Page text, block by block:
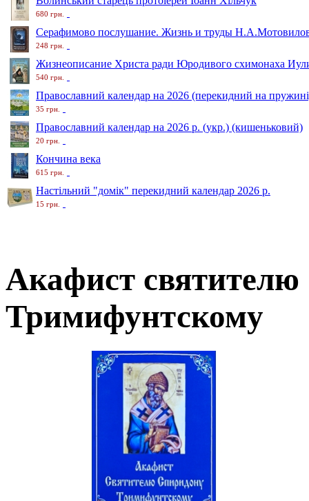
680 грн.
Серафимово послушание. Жизнь и труды
248 грн.
Жизнеописание Христа ради Юродивого схимонаха
540 грн.
Православний календар на 2026 (перекидний на
35 грн.
Православний календар на 2026 р. (укр.) (кишеньковий)
20 грн.
Кончина века
615 грн.
Настільний "домік" перекидний календар 2026 р.
15 грн.
Акафист
Тримифунтскому